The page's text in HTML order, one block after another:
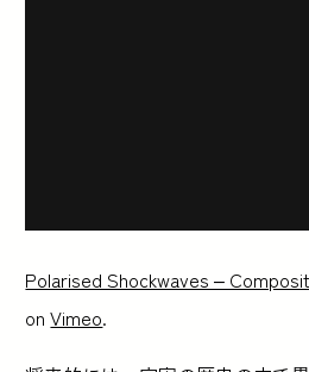
Polarised Shockwaves –
onVimeo.